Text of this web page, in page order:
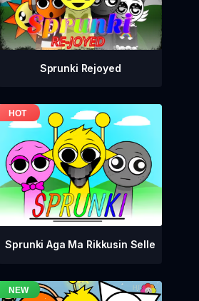
Sprunki Rejoyed
Sprunki Aga Ma Rikkusin Selle